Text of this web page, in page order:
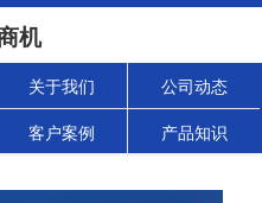
机
关于我们 公司动态
客户案例 产品知识